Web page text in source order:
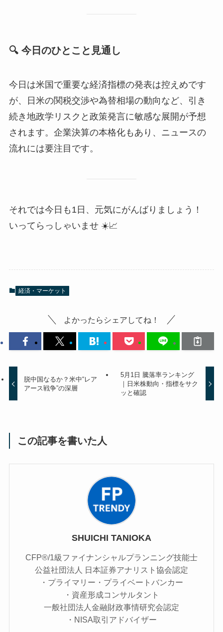
🔍 今日のひとこと見通し
今日は米国で重要な経済指標の発表は控えめです
が、日米の関税交渉や為替相場の動向など、引き
続き地政学リスクと政策発言に敏感な展開が予想
されます。企業決算の本格化もあり、ニュースの
流れには要注目です。
それでは今日も1日、元気にがんばりましょう！
いってらっしゃいませ ☀️📈
経済・マーケット
よかったらシェアしてね！
脱中国なるか？米中“レア
アース戦争”の深層
5月1日 騰落率ランキング
｜日米株動向・指標をサク
ッと確認
この記事を書いた人
SHUICHI TANIOKA
CFP®/1級ファイナンシャルプランニング技能士
公益社団法人 日本証券アナリスト協会認定
・プライマリー・プライベートバンカー
・資産形成コンサルタント
一般社団法人金融財政事情研究会認定
・NISA取引アドバイザー